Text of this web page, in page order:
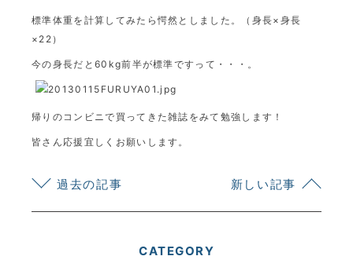
標準体重を計算してみたら愕然としました。（身長×身長
×22）
今の身長だと60kg前半が標準ですって・・・。
帰りのコンビニで買ってきた雑誌をみて勉強します！
皆さん応援宜しくお願いします。
過去の記事 新しい記事
CATEGORY